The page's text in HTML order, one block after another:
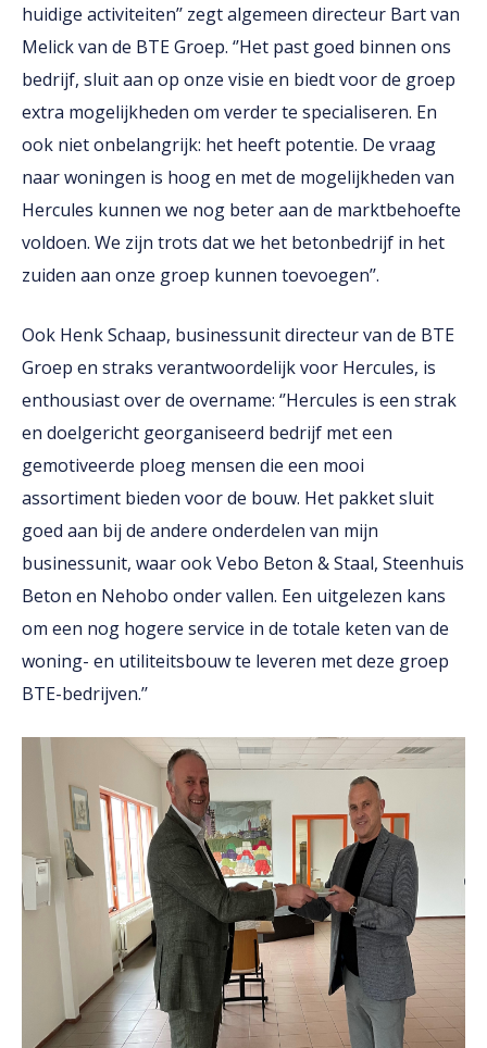
huidige activiteiten’’ zegt algemeen directeur Bart van
Melick van de BTE Groep. ‘’Het past goed binnen ons
bedrijf, sluit aan op onze visie en biedt voor de groep
extra mogelijkheden om verder te specialiseren. En
ook niet onbelangrijk: het heeft potentie. De vraag
naar woningen is hoog en met de mogelijkheden van
Hercules kunnen we nog beter aan de marktbehoefte
voldoen. We zijn trots dat we het betonbedrijf in het
zuiden aan onze groep kunnen toevoegen’’.
Ook Henk Schaap, businessunit directeur van de BTE
Groep en straks verantwoordelijk voor Hercules, is
enthousiast over de overname: ‘’Hercules is een strak
en doelgericht georganiseerd bedrijf met een
gemotiveerde ploeg mensen die een mooi
assortiment bieden voor de bouw. Het pakket sluit
goed aan bij de andere onderdelen van mijn
businessunit, waar ook Vebo Beton & Staal, Steenhuis
Beton en Nehobo onder vallen. Een uitgelezen kans
om een nog hogere service in de totale keten van de
woning- en utiliteitsbouw te leveren met deze groep
BTE-bedrijven.’’